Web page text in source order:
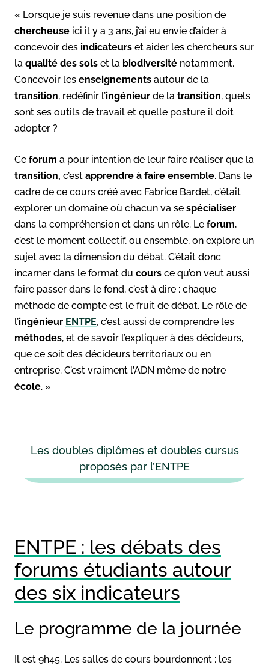
« Lorsque je suis revenue dans une position de
chercheuse ici il y a 3 ans, j’ai eu envie d’aider à
concevoir des indicateurs et aider les chercheurs sur
la qualité des sols et la biodiversité notamment.
Concevoir les enseignements autour de la
transition, redéfinir l’ingénieur de la transition, quels
sont ses outils de travail et quelle posture il doit
adopter ?
Ce forum a pour intention de leur faire réaliser que la
transition, c’est apprendre à faire ensemble. Dans le
cadre de ce cours créé avec Fabrice Bardet, c’était
explorer un domaine où chacun va se spécialiser
dans la compréhension et dans un rôle. Le forum,
c’est le moment collectif, ou ensemble, on explore un
sujet avec la dimension du débat. C’était donc
incarner dans le format du cours ce qu’on veut aussi
faire passer dans le fond, c’est à dire : chaque
méthode de compte est le fruit de débat. Le rôle de
l’ingénieur ENTPE, c’est aussi de comprendre les
méthodes, et de savoir l’expliquer à des décideurs,
que ce soit des décideurs territoriaux ou en
entreprise. C’est vraiment l’ADN même de notre
école. »
Les doubles diplômes et doubles cursus
proposés par l’ENTPE
ENTPE : les débats des
forums étudiants autour
des six indicateurs
Le programme de la journée
Il est 9h45. Les salles de cours bourdonnent : les